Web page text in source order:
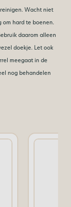
Wacht niet
om hard te boenen.
daarom alleen
doekje. Let ook
meegaat in de
nog behandelen